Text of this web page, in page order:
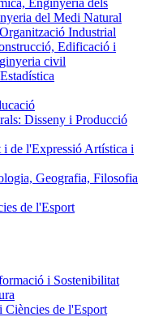
Enginyeria dels
del Medi Natural
Industrial
Edificació i
civil
Disseny i Producció
de l'Expressió Artística i
Geografia, Filosofia
de l'Esport
i Sostenibilitat
de l'Esport